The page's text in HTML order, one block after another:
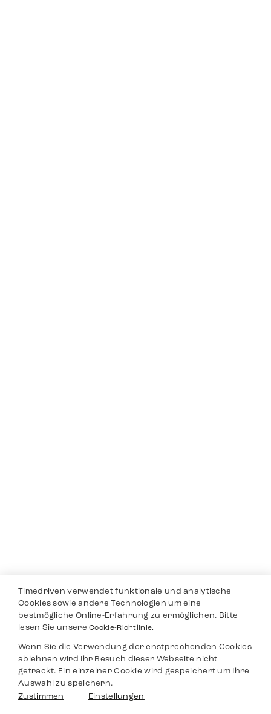
Timedriven verwendet funktionale und analytische
Cookies sowie andere Technologien um eine
bestmögliche Online-Erfahrung zu ermöglichen. Bitte
lesen Sie unsereCookie-Richtlinie.
Wenn Sie die Verwendung der enstprechenden Cookies
ablehnen wird Ihr Besuch dieser Webseite nicht
getrackt. Ein einzelner Cookie wird gespeichert um Ihre
Auswahl zu speichern.
Zustimmen
Einstellungen